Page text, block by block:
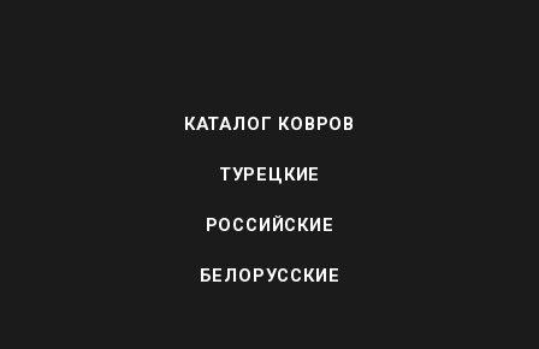
КАТАЛОГ КОВРОВ
ТУРЕЦКИЕ
РОССИЙСКИЕ
БЕЛОРУССКИЕ